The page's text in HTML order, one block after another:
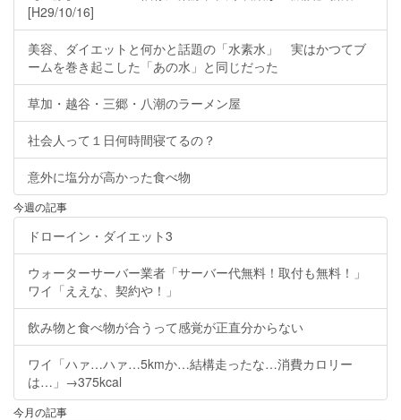
[H29/10/16]
美容、ダイエットと何かと話題の「水素水」 実はかつてブ
ームを巻き起こした「あの水」と同じだった
草加・越谷・三郷・八潮のラーメン屋
社会人って１日何時間寝てるの？
意外に塩分が高かった食べ物
今週の記事
ドローイン・ダイエット3
ウォーターサーバー業者「サーバー代無料！取付も無料！」
ワイ「ええな、契約や！」
飲み物と食べ物が合うって感覚が正直分からない
ワイ「ハァ…ハァ…5kmか…結構走ったな…消費カロリー
は…」→375kcal
今月の記事